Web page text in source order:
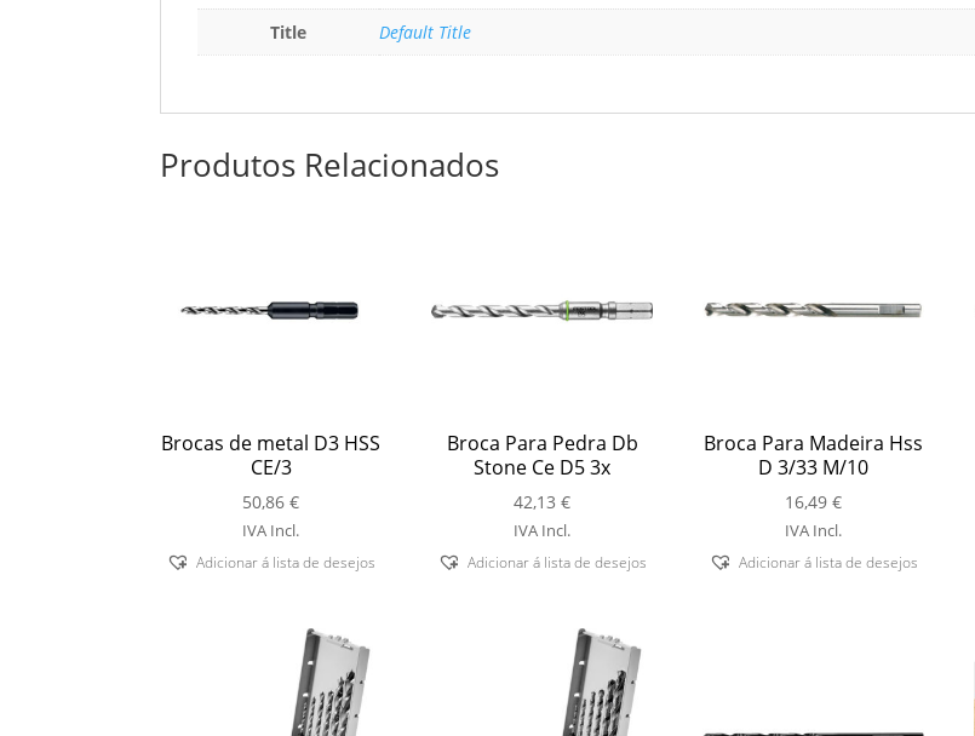
Title
Default Title
Produtos Relacionados
Brocas de metal D3 HSS
CE/3
50,86€
IVA Incl.
Adicionar á lista de desejos
Broca Para Pedra Db
Stone Ce D5 3x
42,13€
IVA Incl.
Adicionar á lista de desejos
Broca Para Madeira Hss
D 3/33 M/10
16,49€
IVA Incl.
Adicionar á lista de desejos